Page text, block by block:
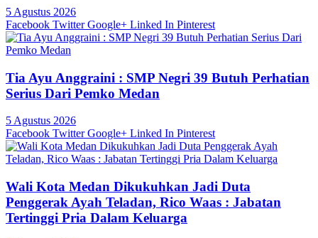
5 Agustus 2026
Facebook Twitter Google+ Linked In Pinterest
Tia Ayu Anggraini : SMP Negri 39 Butuh Perhatian
Serius Dari Pemko Medan
5 Agustus 2026
Facebook Twitter Google+ Linked In Pinterest
Wali Kota Medan Dikukuhkan Jadi Duta
Penggerak Ayah Teladan, Rico Waas : Jabatan
Tertinggi Pria Dalam Keluarga